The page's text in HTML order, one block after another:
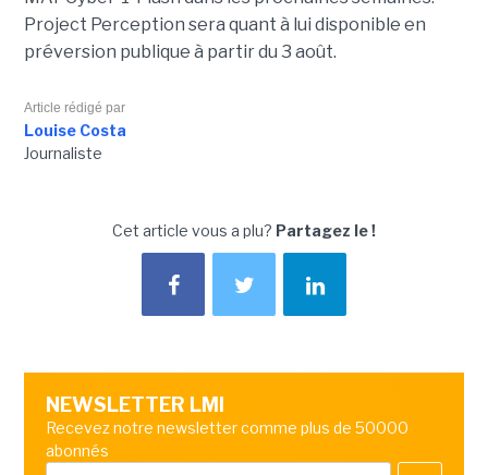
Project Perception sera quant à lui disponible en
préversion publique à partir du 3 août.
Article rédigé par
Louise Costa
Journaliste
Cet article vous a plu? Partagez le !
NEWSLETTER LMI
Recevez notre newsletter comme plus de 50000
abonnés